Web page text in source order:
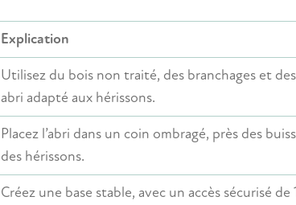
Explication
Utilisez du bois non traité, des branchages et
abri adapté aux hérissons.
Placez l’abri dans un coin ombragé, près des
des hérissons.
Créez une base stable, avec un accès sécurisé